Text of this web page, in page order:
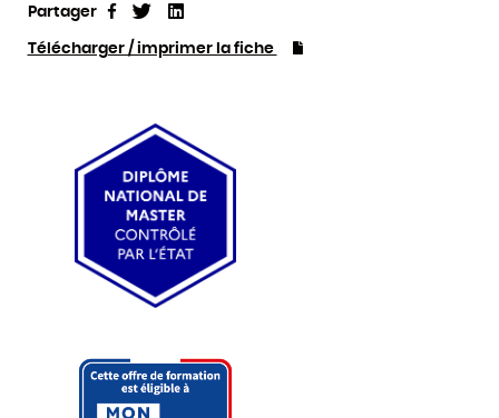
Partager PartagerTweet
Télécharger / imprimer la fiche